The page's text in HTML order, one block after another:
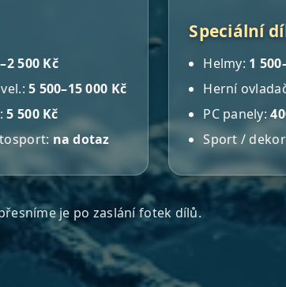
500 Kč
vel.:5 500–15 000 Kč
5 500 Kč
na dotaz
Speciální
Helmy: 1
Herní
PC panely:
Sport /
je po zaslání fotek dílů.